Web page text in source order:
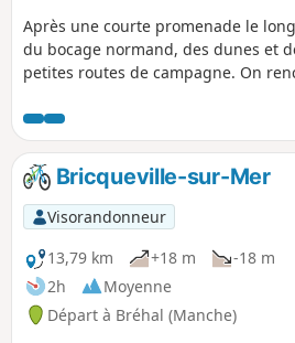
Après une courte promenade le
du bocage normand, des dunes et
petites routes de campagne. On
moutons ou encore un petit cours
verdure…
Bricqueville-sur-Mer
Visorandonneur
13,79 km
+18 m
-18 m
2h
Moyenne
Départ à Bréhal (Manche)